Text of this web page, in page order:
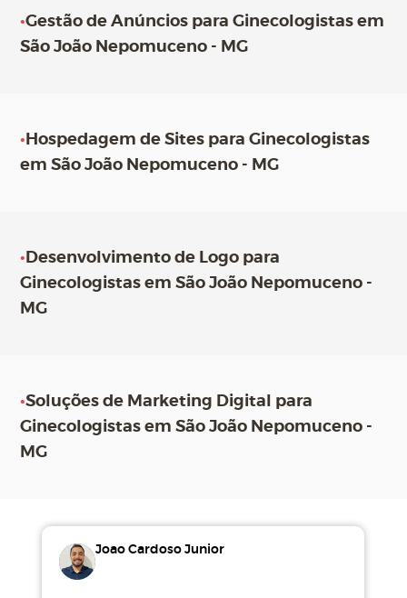
•Gestão de Anúncios para Ginecologistas em
São João Nepomuceno - MG
• Hospedagem de Sites para Ginecologistas
em São João Nepomuceno - MG
• Desenvolvimento de Logo para
Ginecologistas em São João Nepomuceno -
MG
•Soluções de Marketing Digital para
Ginecologistas em São João Nepomuceno -
MG
Joao Cardoso Junior